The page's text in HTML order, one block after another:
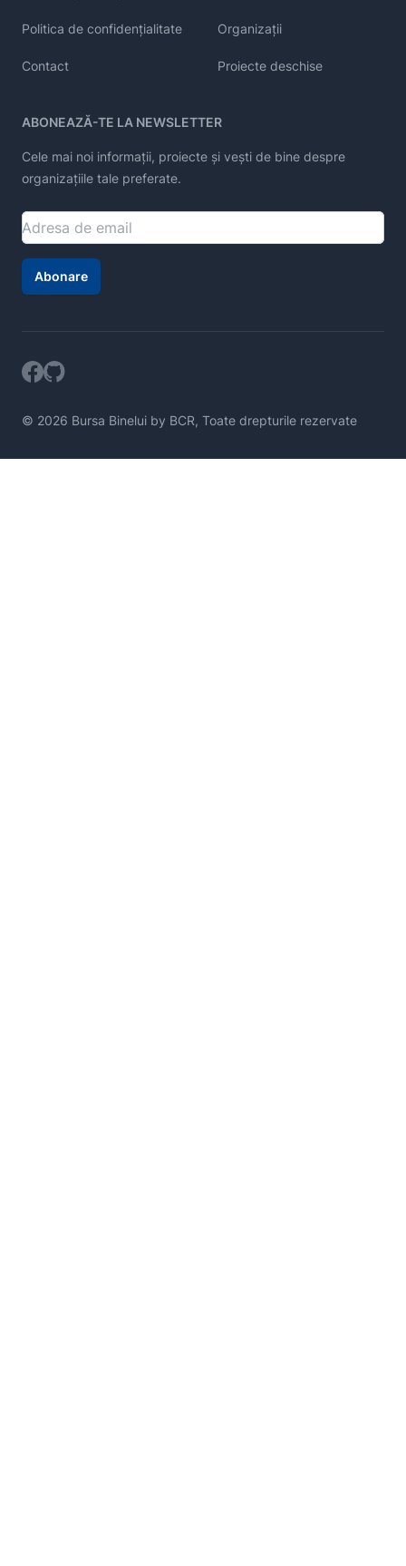
Politica de confidențialitate
Contact
Organizații
Proiecte deschise
ABONEAZĂ-TE LA NEWSLETTER
Cele mai noi informații, proiecte și vești de bine despre
organizațiile tale preferate.
Abonare
© 2026 Bursa Binelui by BCR, Toate drepturile rezervate